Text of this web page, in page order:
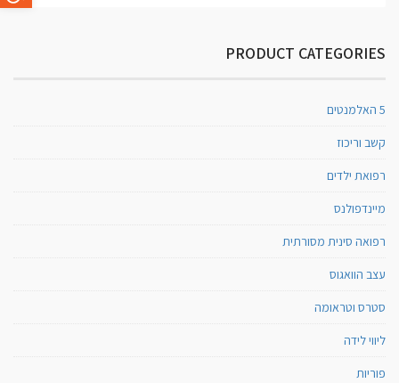
PRODUCT CATEGORIES
5 האלמנטים
קשב וריכוז
רפואת ילדים
מיינדפולנס
רפואה סינית מסורתית
עצב הוואגוס
סטרס וטראומה
ליווי לידה
פוריות